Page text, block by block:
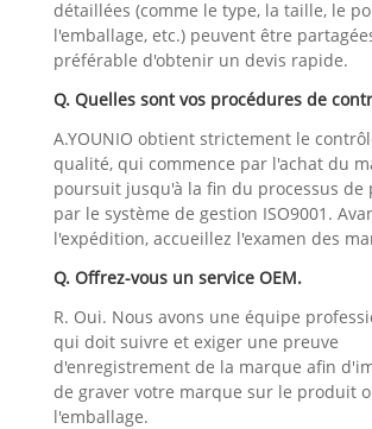
détaillées (comme le type, la taille, le
l'emballage, etc.) peuvent être
préférable d'obtenir un devis rapide.
Q. Quelles sont vos procédures de
A.YOUNIO obtient strictement le
qualité, qui commence par l'achat du
poursuit jusqu'à la fin du processus de
par le système de gestion ISO9001.
l'expédition, accueillez l'examen des
Q. Offrez-vous un service OEM.
R. Oui. Nous avons une équipe
qui doit suivre et exiger une preuve
d'enregistrement de la marque afin
de graver votre marque sur le produit
l'emballage.